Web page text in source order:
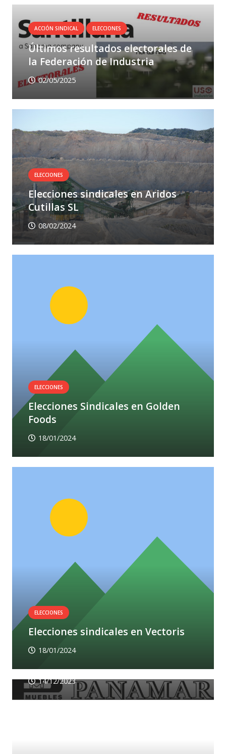
ACCIÓN SINDICAL ELECCIONES
Últimos resultados electorales de
la Federación de Industria
02/05/2025
ELECCIONES
Elecciones sindicales en Aridos
Cutillas SL
08/02/2024
ELECCIONES
Elecciones Sindicales en Golden
Foods
18/01/2024
ELECCIONES
Elecciones sindicales en Vectoris
18/01/2024
ELECCIONES
Elecciones sindicales en Panamar y
14/12/2023